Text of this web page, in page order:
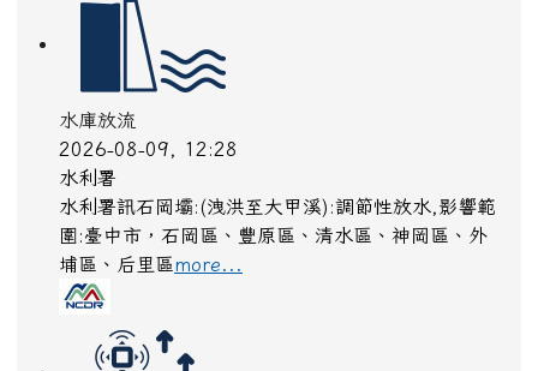
08/09 12:07 水利署訊: 竹北市中正西路861巷22
號 (感測器 中正西路861巷22號測站)，淹水深度已
降至 10公分以下。​​more...
停水
2026-08-09, 11:35
台灣自來水公司
配合岡山地區污水管線，自來水管線改遷新舊管連接